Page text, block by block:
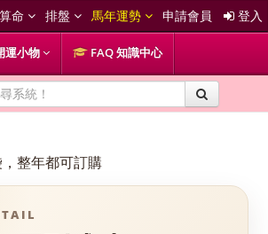
算命 排盤 馬年運勢 申請會員 登入
運小物 FAQ 知識中心
整年都可訂購